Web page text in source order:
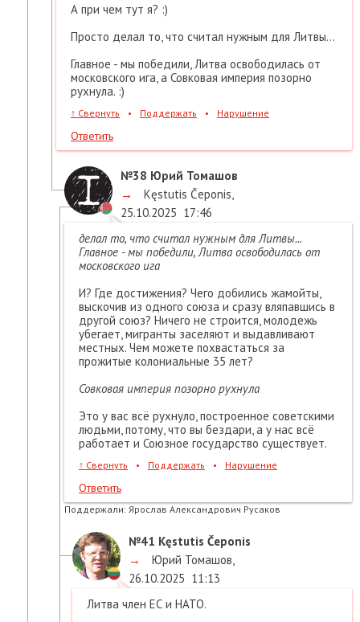
А при чем тут я? :)
Просто делал то, что считал нужным для Литвы...
Главное - мы победили, Литва освободилась от
московского ига, а Совковая империя позорно
рухнула. :)
↑ Свернуть • Поддержать • Нарушение
Ответить
№38 Юрий Томашов
→
Kęstutis Čeponis,
25.10.2025 17:46
делал то, что считал нужным для Литвы...
Главное - мы победили, Литва освободилась от
московского ига
И? Где достижения? Чего добились жамойты,
выскочив из одного союза и сразу вляпавшись в
другой союз? Ничего не строится, молодежь
убегает, мигранты заселяют и выдавливают
местных. Чем можете похвастаться за
прожитые колониальные 35 лет?
Совковая империя позорно рухнула
Это у вас всё рухнуло, построенное советскими
людьми, потому, что вы бездари, а у нас всё
работает и Союзное государство существует.
↑ Свернуть • Поддержать • Нарушение
Ответить
Поддержали: Ярослав Александрович Русаков
№41 Kęstutis Čeponis
→
Юрий Томашов,
26.10.2025 11:13
Литва член ЕС и НАТО.